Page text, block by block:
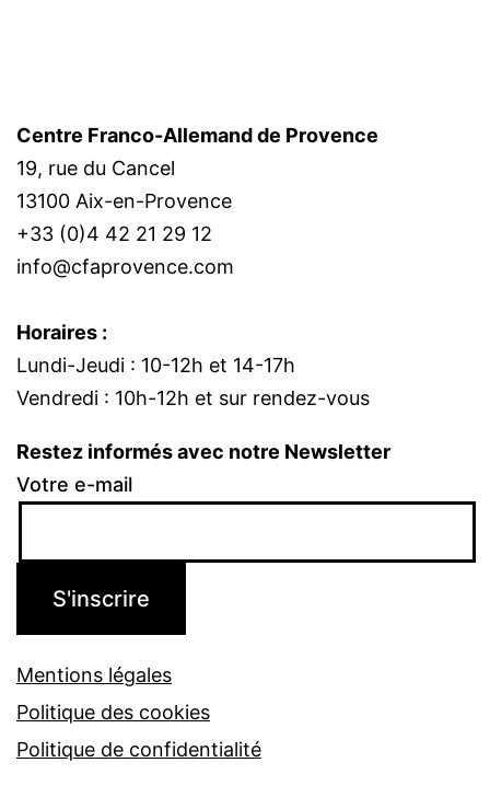
Centre Franco-Allemand de Provence
19, rue du Cancel
13100 Aix-en-Provence
+33 (0)4 42 21 29 12
info@cfaprovence.com
Horaires :
Lundi-Jeudi : 10-12h et 14-17h
Vendredi : 10h-12h et sur rendez-vous
Restez informés avec notre Newsletter
Votre e-mail
Mentions légales
Politique des cookies
Politique de confidentialité